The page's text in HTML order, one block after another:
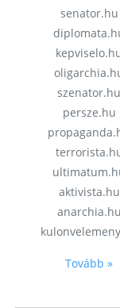
senator.hu
szenator.hu
persze.hu
aktivista.hu
anarchia.hu
Tovább »